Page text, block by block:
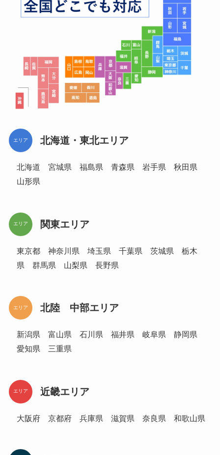
エリア 北海道・東北エリア
北海道 宮城県 福島県 青森県 岩手県 秋田県
山形県
エリア 関東エリア
東京都 神奈川県 埼玉県 千葉県 茨城県 栃木
県 群馬県 山梨県 長野県
エリア 北陸 中部エリア
新潟県 富山県 石川県 福井県 岐阜県 静岡県
愛知県 三重県
エリア 近畿エリア
大阪府 京都府 兵庫県 滋賀県 奈良県 和歌山県